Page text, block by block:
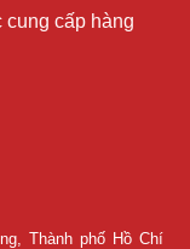
cung cấp hàng
Thành phố Hồ Chí